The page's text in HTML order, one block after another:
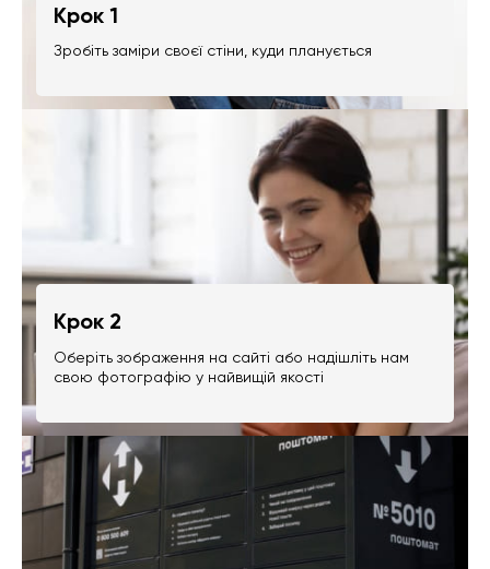
Крок 1
Зробіть заміри своєї стіни, куди планується
Крок 2
Оберіть зображення на сайті або надішліть нам
свою фотографію у найвищій якості